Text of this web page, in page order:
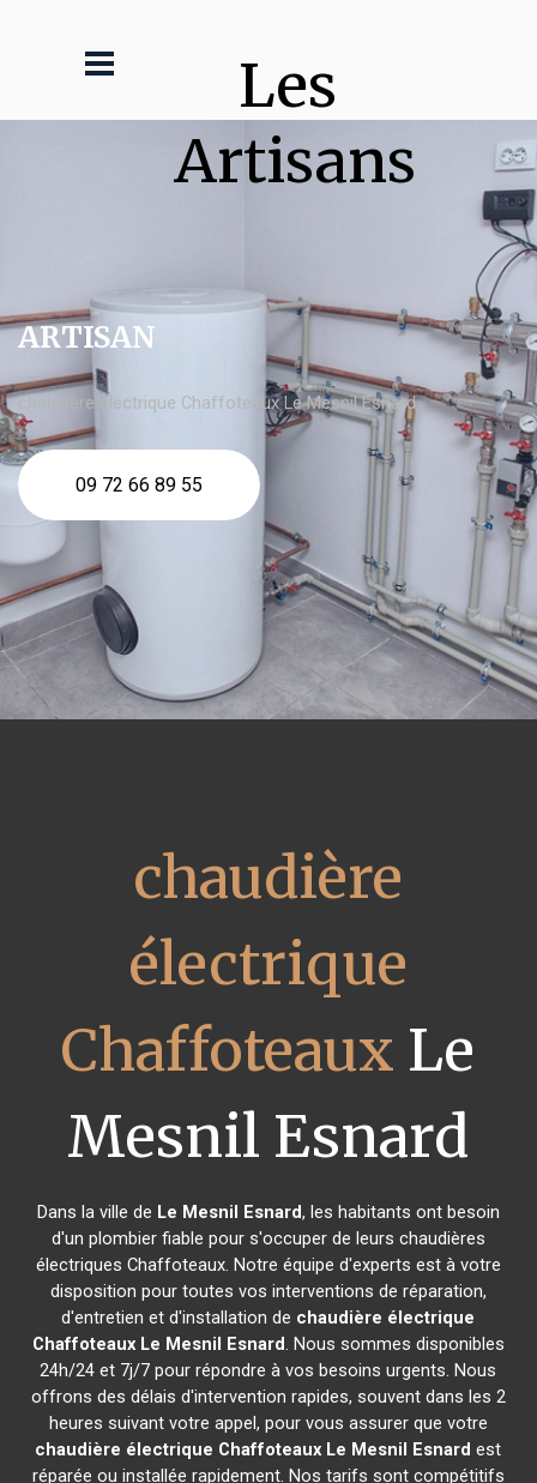
Les
Artisans
ARTISAN
chaudière électrique Chaffoteaux Le Mesnil Esnard
09 72 66 89 55
chaudière
électrique
Chaffoteaux Le
Mesnil Esnard
Dans la ville de Le Mesnil Esnard, les habitants ont besoin
d'un plombier fiable pour s'occuper de leurs chaudières
électriques Chaffoteaux. Notre équipe d'experts est à votre
disposition pour toutes vos interventions de réparation,
d'entretien et d'installation de chaudière électrique
Chaffoteaux Le Mesnil Esnard. Nous sommes disponibles
24h/24 et 7j/7 pour répondre à vos besoins urgents. Nous
offrons des délais d'intervention rapides, souvent dans les 2
heures suivant votre appel, pour vous assurer que votre
chaudière électrique Chaffoteaux Le Mesnil Esnard est
réparée ou installée rapidement. Nos tarifs sont compétitifs